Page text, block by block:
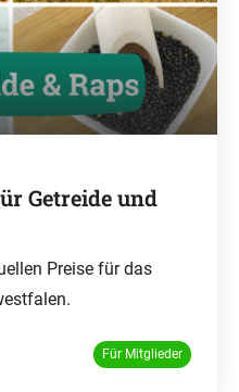
Getreide und
Preise für das
Für Mitglieder